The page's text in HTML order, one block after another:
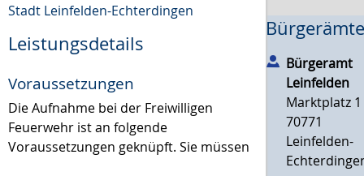
Stadt Leinfelden-Echterdingen
Leistungsdetails
Voraussetzungen
Die Aufnahme bei der Freiwilligen
Feuerwehr ist an folgende
Voraussetzungen geknüpft. Sie müssen
Bürgeramt
Leinfelden
Marktplatz 1
70771
Leinfelden-